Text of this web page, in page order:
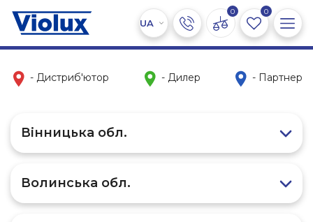
0 0
- Дистриб'ютор - Дилер - Партнер
Вінницька обл.
Волинська обл.